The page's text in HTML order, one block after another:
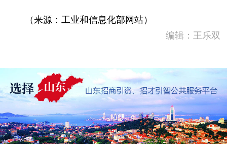
（来源：工业和信息化部网站）
编辑：王乐双